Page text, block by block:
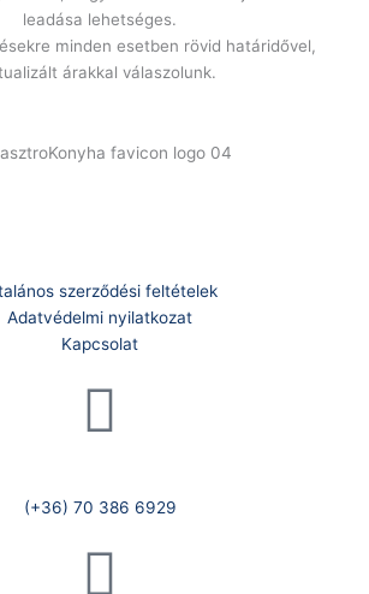
leadása lehetséges.
minden esetben rövid határidővel,
árakkal válaszolunk.
szerződési feltételek
Adatvédelmi nyilatkozat
Kapcsolat
(+36) 70 386 6929